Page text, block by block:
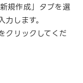
規作成」タブを選
します。
クリックしてくだ